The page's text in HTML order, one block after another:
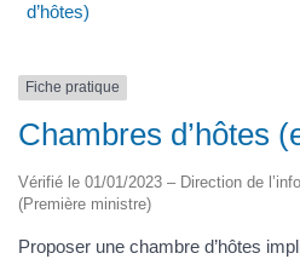
d’hôtes)
Fiche pratique
Chambres d’hôtes
Vérifié le 01/01/2023 – Direction de
(Première ministre)
Proposer une chambre d’hôtes